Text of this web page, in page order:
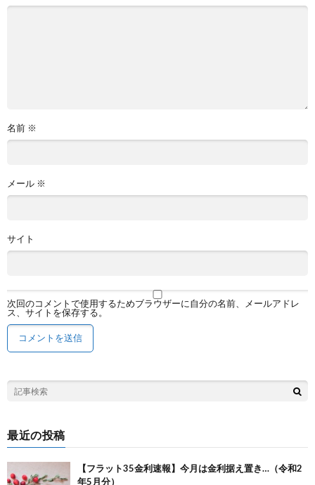
名前 ※
メール ※
サイト
次回のコメントで使用するためブラウザーに自分の名前、メールアドレ
ス、サイトを保存する。
最近の投稿
【フラット35金利速報】今月は金利据え置き…（令和2
年5月分）